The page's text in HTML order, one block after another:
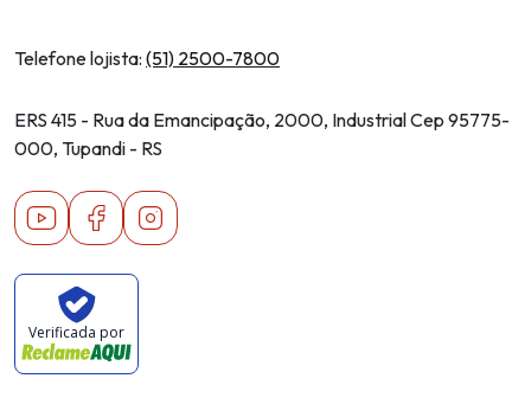
Telefone lojista: (51) 2500-7800
ERS 415 - Rua da Emancipação, 2000, Industrial Cep 95775-
000, Tupandi - RS
YoutubeFacebookInstagram
Verificada por